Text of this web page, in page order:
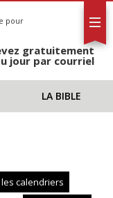
pour
gratuitement
jour par courriel
LA BIBLE
calendriers